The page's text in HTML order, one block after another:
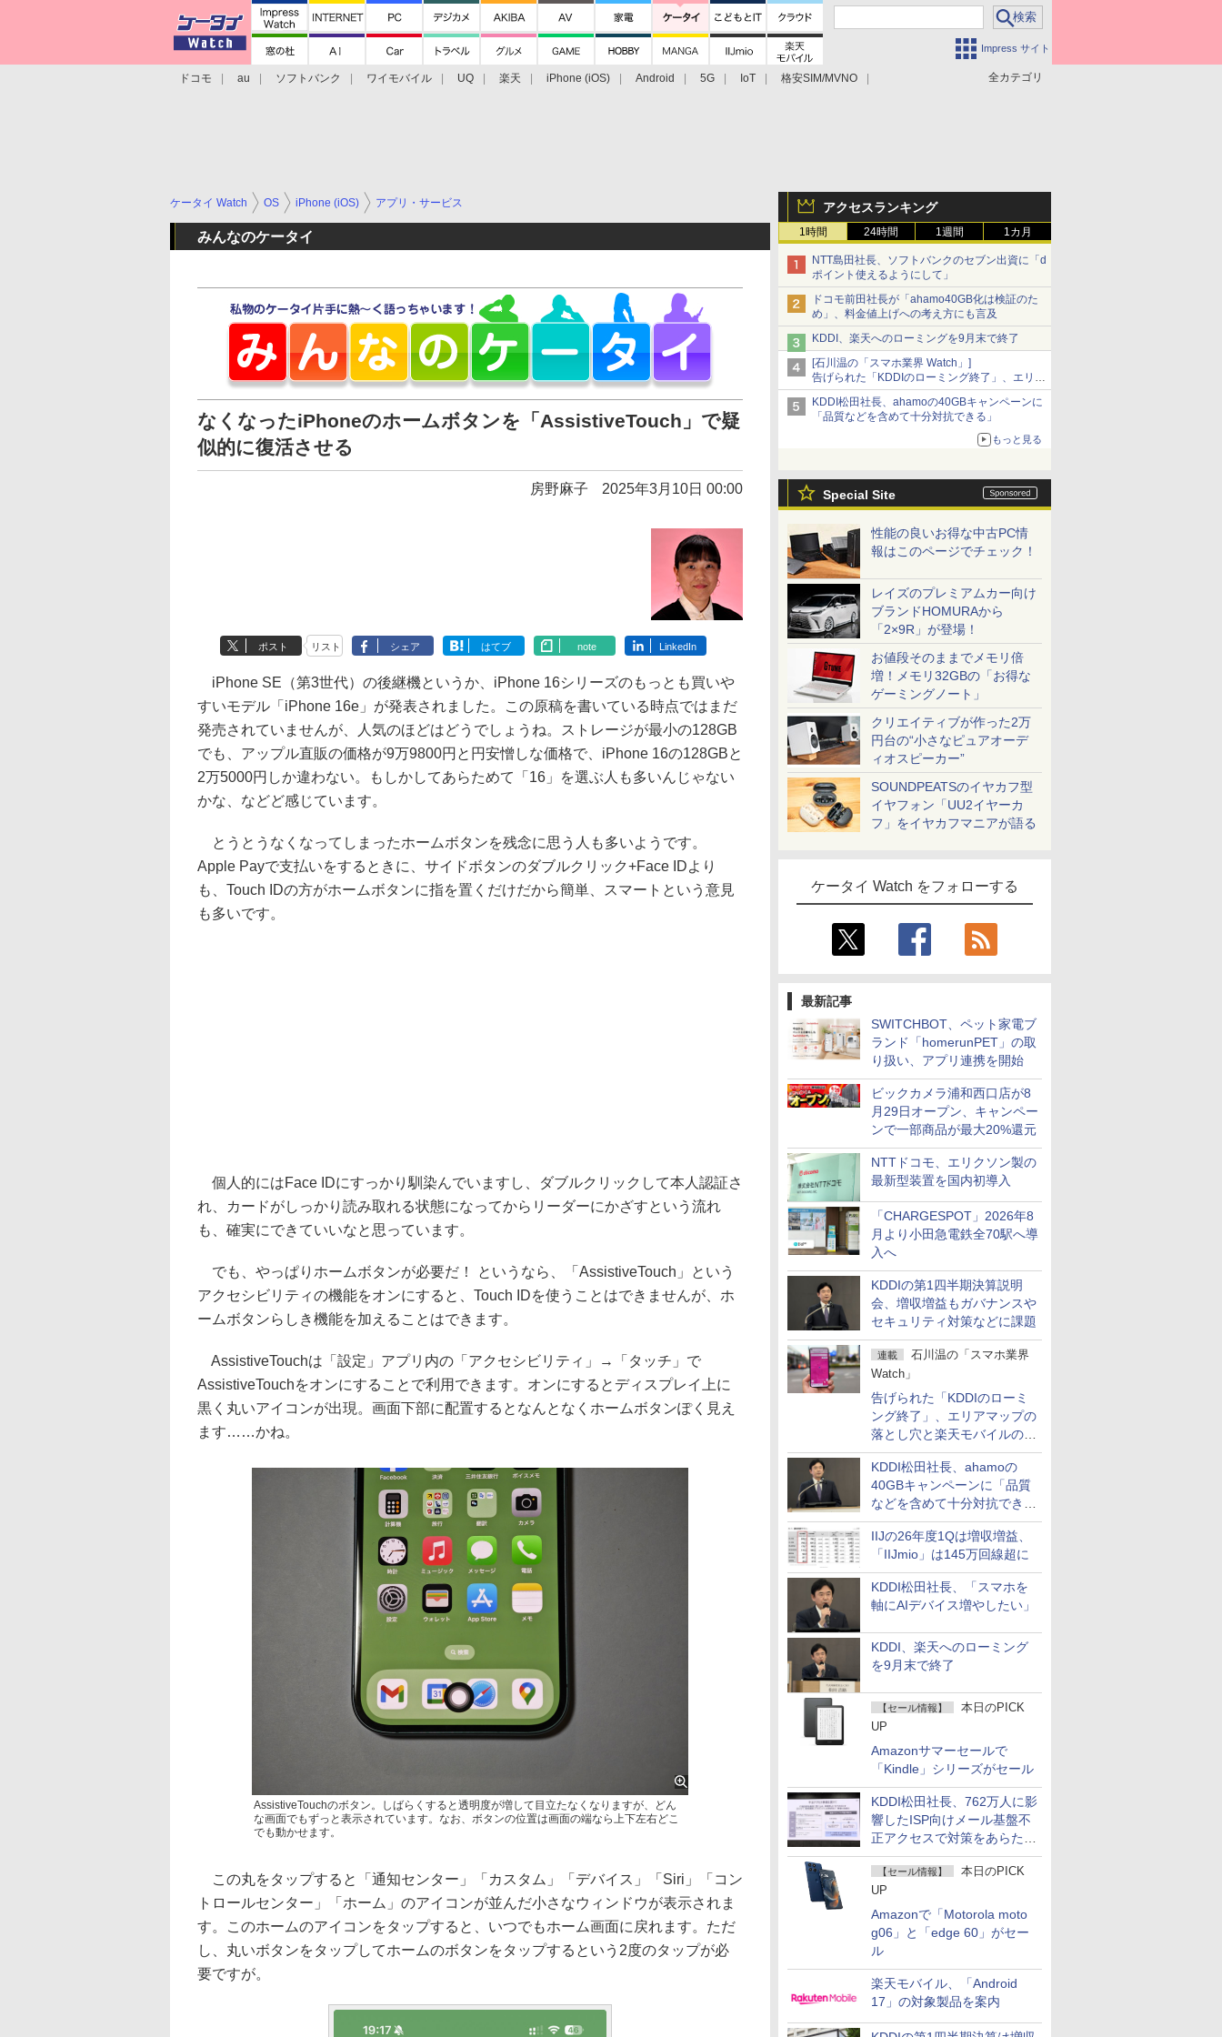
Impress サイト
全カテゴリ
ドコモ au ソフトバンク ワイモバイル UQ 楽天 iPhone (iOS) Android 5G IoT
格安SIM/MVNO
アクセスランキング
1時間 24時間 1週間 1カ月
NTT島田社長、ソフトバンクのセブン出資に「d
ポイント使えるようにして」
ドコモ前田社長が「ahamo40GB化は検証のた
め」、料金値上げへの考え方にも言及
KDDI、楽天へのローミングを9月末で終了
[石川温の「スマホ業界 Watch」]
告げられた「KDDIのローミング終了」、エリア
マップの落とし穴と楽天モバイルの課題
KDDI松田社長、ahamoの40GBキャンペーンに
「品質などを含めて十分対抗できる」
もっと見る
Special Site
性能の良いお得な中古PC情
報はこのページでチェック！
レイズのプレミアムカー向け
ブランドHOMURAから
「2×9R」が登場！
お値段そのままでメモリ倍
増！メモリ32GBの「お得な
ゲーミングノート」
クリエイティブが作った2万
円台の“小さなピュアオーデ
ィオスピーカー”
SOUNDPEATSのイヤカフ型
イヤフォン「UU2イヤーカ
フ」をイヤカフマニアが語る
ケータイ Watch をフォローする
最新記事
SWITCHBOT、ペット家電ブ
ランド「homerunPET」の取
り扱い、アプリ連携を開始
ビックカメラ浦和西口店が8
月29日オープン、キャンペー
ンで一部商品が最大20%還元
NTTドコモ、エリクソン製の
最新型装置を国内初導入
「CHARGESPOT」2026年8
月より小田急電鉄全70駅へ導
入へ
KDDIの第1四半期決算説明
会、増収増益もガバナンスや
セキュリティ対策などに課題
連載
石川温の「スマホ業界
Watch」
告げられた「KDDIのローミ
ング終了」、エリアマップの
落とし穴と楽天モバイルの課
題
KDDI松田社長、ahamoの
40GBキャンペーンに「品質
などを含めて十分対抗でき
る」
IIJの26年度1Qは増収増益、
「IIJmio」は145万回線超に
KDDI松田社長、「スマホを
軸にAIデバイス増やしたい」
KDDI、楽天へのローミング
を9月末で終了
【セール情報】
本日のPICK
UP
Amazonサマーセールで
「Kindle」シリーズがセール
KDDI松田社長、762万人に影
響したISP向けメール基盤不
正アクセスで対策をあらため
て説明
【セール情報】
本日のPICK
UP
Amazonで「Motorola moto
g06」と「edge 60」がセー
ル
楽天モバイル、「Android
17」の対象製品を案内
ケータイ Watch OS iPhone (iOS) アプリ・サービス
みんなのケータイ
なくなったiPhoneのホームボタンを「AssistiveTouch」で疑
似的に復活させる
房野麻子 2025年3月10日 00:00
ポスト リスト シェア はてブ note LinkedIn
iPhone SE（第3世代）の後継機というか、iPhone 16シリーズのもっとも買いや
すいモデル「iPhone 16e」が発表されました。この原稿を書いている時点ではまだ
発売されていませんが、人気のほどはどうでしょうね。ストレージが最小の128GB
でも、アップル直販の価格が9万9800円と円安憎しな価格で、iPhone 16の128GBと
2万5000円しか違わない。もしかしてあらためて「16」を選ぶ人も多いんじゃない
かな、などど感じています。
とうとうなくなってしまったホームボタンを残念に思う人も多いようです。
Apple Payで支払いをするときに、サイドボタンのダブルクリック+Face IDより
も、Touch IDの方がホームボタンに指を置くだけだから簡単、スマートという意見
も多いです。
個人的にはFace IDにすっかり馴染んでいますし、ダブルクリックして本人認証さ
れ、カードがしっかり読み取れる状態になってからリーダーにかざすという流れ
も、確実にできていいなと思っています。
でも、やっぱりホームボタンが必要だ！ というなら、「AssistiveTouch」という
アクセシビリティの機能をオンにすると、Touch IDを使うことはできませんが、ホ
ームボタンらしき機能を加えることはできます。
AssistiveTouchは「設定」アプリ内の「アクセシビリティ」→「タッチ」で
AssistiveTouchをオンにすることで利用できます。オンにするとディスプレイ上に
黒く丸いアイコンが出現。画面下部に配置するとなんとなくホームボタンぽく見え
ます……かね。
AssistiveTouchのボタン。しばらくすると透明度が増して目立たなくなりますが、どん
な画面でもずっと表示されています。なお、ボタンの位置は画面の端なら上下左右どこ
でも動かせます。
この丸をタップすると「通知センター」「カスタム」「デバイス」「Siri」「コン
トロールセンター」「ホーム」のアイコンが並んだ小さなウィンドウが表示されま
す。このホームのアイコンをタップすると、いつでもホーム画面に戻れます。ただ
し、丸いボタンをタップしてホームのボタンをタップするという2度のタップが必
要ですが。